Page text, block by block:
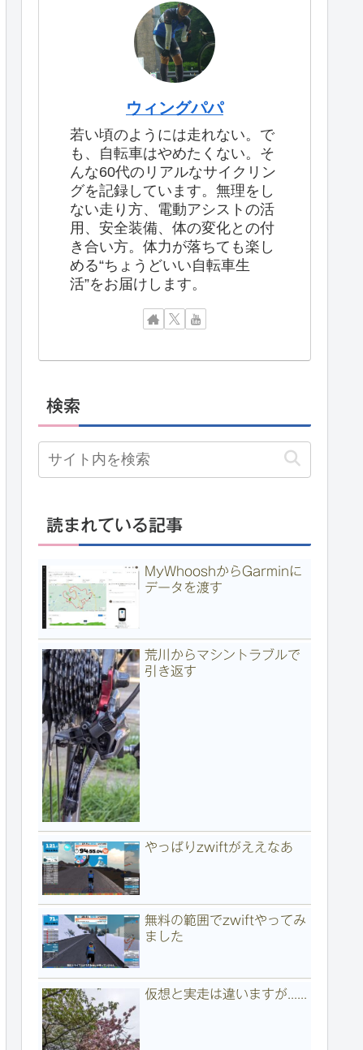
ウィングパパ
若い頃のようには走れない。で
も、自転車はやめたくない。そ
んな60代のリアルなサイクリン
グを記録しています。無理をし
ない走り方、電動アシストの活
用、安全装備、体の変化との付
き合い方。体力が落ちても楽し
める“ちょうどいい自転車生
活”をお届けします。
検索
読まれている記事
MyWhooshからGarminに
データを渡す
荒川からマシントラブルで
引き返す
やっぱりzwiftがええなあ
無料の範囲でzwiftやってみ
ました
仮想と実走は違いますが......